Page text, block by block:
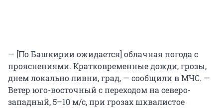
— [По Башкирии ожидается] облачная погода с
прояснениями. Кратковременные дожди, грозы,
днем локально ливни, град, — сообщили в МЧС. —
Ветер юго-восточный с переходом на северо-
западный, 5–10 м/с, при грозах шквалистое